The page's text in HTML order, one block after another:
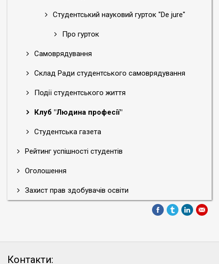
Студентський науковий гурток "De jure"
Про гурток
Самоврядування
Склад Ради студентського самоврядування
Події студентського життя
Клуб "Людина професії"
Студентська газета
Рейтинг успішності студентів
Оголошення
Захист прав здобувачів освіти
Контакти: